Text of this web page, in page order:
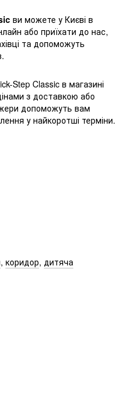
ви можете у Києві в
або приїхати до нас,
та допоможуть
StepClassic в магазині
з доставкою або
допоможуть вам
у найкоротші терміни.
, коридор, дитяча